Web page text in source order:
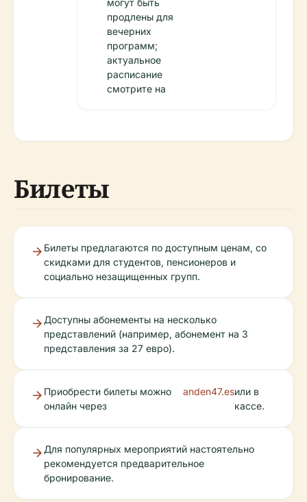
продлены для
вечерних
программ;
актуальное
расписание
смотрите на
Билеты
Билеты предлагаются по доступным ценам, со
скидками для студентов, пенсионеров и
социально незащищенных групп.
Доступны абонементы на несколько
представлений (например, абонемент на 3
представления за 27 евро).
Приобрести билеты можно
онлайн через
anden47.esили в
кассе.
Для популярных мероприятий настоятельно
рекомендуется предварительное
бронирование.